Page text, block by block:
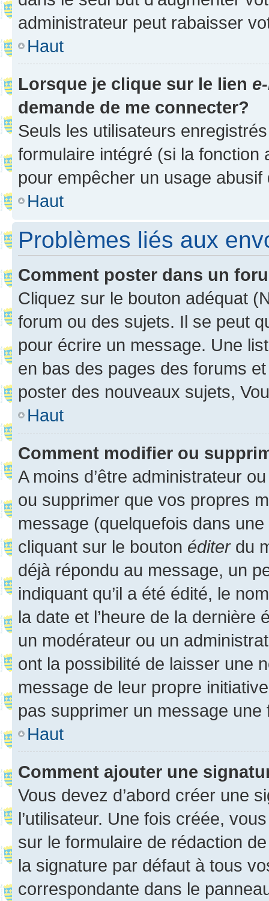
administrateur peut rabaisser
Haut
Lorsque je clique sur le lien
demande de me connecter?
Seuls les utilisateurs
formulaire intégré (si la fonction
pour empêcher un usage
Haut
Problèmes liés aux
Comment poster dans un
Cliquez sur le bouton adéquat
forum ou des sujets. Il se peut
pour écrire un message. Une
en bas des pages des forums
poster des nouveaux sujets,
Haut
Comment modifier ou
A moins d’être administrateur
ou supprimer que vos propres
message (quelquefois dans
cliquant sur le bouton éditerdu
déjà répondu au message, un
indiquant qu’il a été édité, le
la date et l’heure de la dernière
un modérateur ou un
ont la possibilité de laisser une
message de leur propre
pas supprimer un message une
Haut
Comment ajouter une
Vous devez d’abord créer une
l’utilisateur. Une fois créée,
sur le formulaire de rédaction
la signature par défaut à tous
correspondante dans le